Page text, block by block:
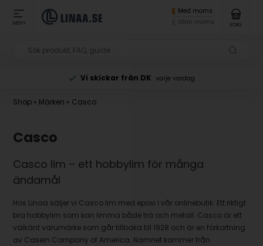
MENY
Med moms
Utan moms
KORG
Vi skickar från DK varje vardag
Shop » Märken » Casco
Casco
Casco lim – ett hobbylim för många
ändamål
Hos Linaa säljer vi Casco lim med epoxi i vår onlinebutik. Ett riktigt
bra hobbylim som kan limma både trä och metall. Casco är ett
välkänt varumärke som går tillbaka till 1928 och är en förkortning
av Casein Company of America. Namnet kommer från